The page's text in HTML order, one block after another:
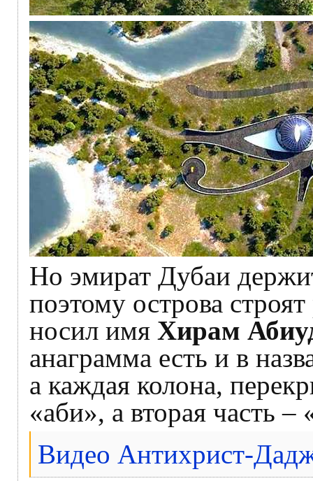
Но эмират Дубаи
поэтому острова
носил имя Хирам
анаграмма есть и в
а каждая колона,
«аби», а вторая часть
Видео Антихрист-